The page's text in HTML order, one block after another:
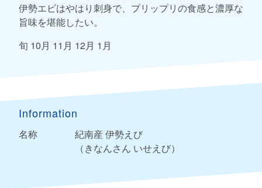
伊勢エビはやはり刺身で、プリップリの食感と濃厚な
旨味を堪能したい。
旬 10月 11月 12月 1月
Information
名称
紀南産 伊勢えび
（きなんさん いせえび）